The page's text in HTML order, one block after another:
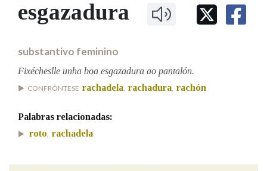
IDENTIDADE CORPORATIVA
MARCIAL DEL ADALID
FIGURAS HOMENAXEADAS
PRIMAVERA DAS LETRAS
PORTAL DAS PALABRAS
Facebook
TwitterYoutubeInstagram
Bluesky
BUSCAR NOS LEMAS
Remata por
Contén
esgazadura
substantivo feminino
Fixécheslle unha boa esgazadura ao pantalón.
CONFRÓNTESE rachadela, rachadura, rachón
Palabras relacionadas:
roto, rachadela